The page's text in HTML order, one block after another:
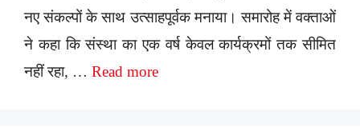
नए संकल्पों के साथ उत्साहपूर्वक मनाया। समारोह में वक्ताओं
ने कहा कि संस्था का एक वर्ष केवल कार्यक्रमों तक सीमित
नहीं रहा, … Read more